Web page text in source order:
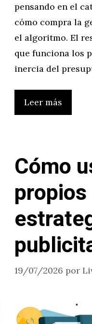
pensando en el
cómo compra la
el algoritmo. El
que funciona los
inercia del
Leer más
Cómo
19/07/2026 por